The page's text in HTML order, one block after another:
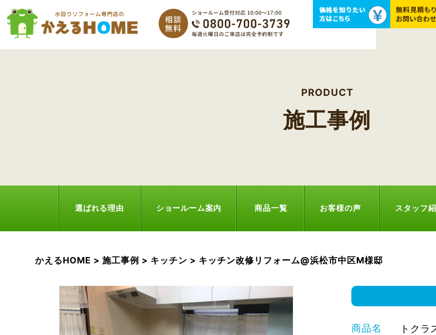
PRODUCT
施工事例
選ばれる理由 ショールーム案内 商品一覧 お客様の声 スタッフ
かえるHOME > 施工事例 > キッチン > キッチン改修リフォーム@浜松市中区M様邸
商品名 トクラ